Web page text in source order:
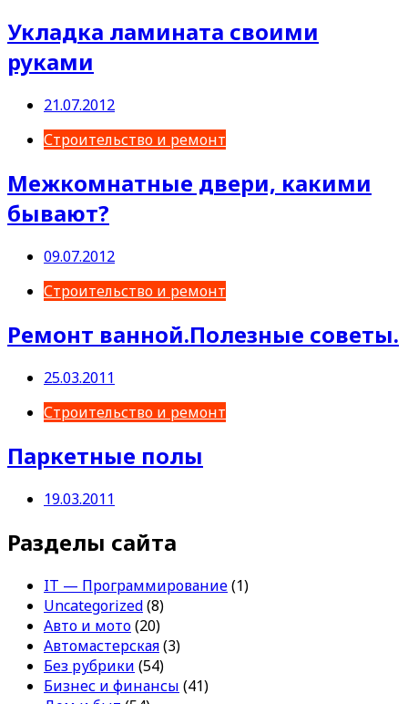
Укладка ламината своими
руками
21.07.2012
Строительство и ремонт
Межкомнатные двери, какими
бывают?
09.07.2012
Строительство и ремонт
Ремонт ванной.Полезные советы.
25.03.2011
Строительство и ремонт
Паркетные полы
19.03.2011
Разделы сайта
IT — Программирование(1)
Uncategorized(8)
Авто и мото(20)
Автомастерская(3)
Без рубрики (54)
Бизнес и финансы (41)